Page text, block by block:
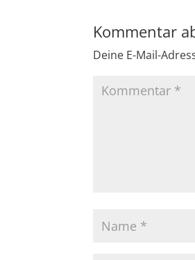
Kommentar
Deine E-Mail-